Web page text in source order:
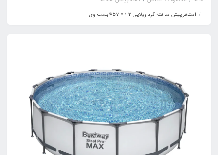
استخر پیش ساخته گرد ویلایی 122 * 457 بست وی